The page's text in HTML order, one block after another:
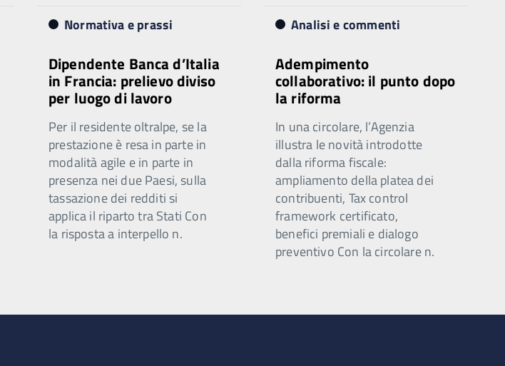
Normativa e prassi
Dipendente Banca d’Italia
in Francia: prelievo diviso
per luogo di lavoro
Per il residente oltralpe, se la
prestazione è resa in parte in
modalità agile e in parte in
presenza nei due Paesi, sulla
tassazione dei redditi si
applica il riparto tra Stati Con
la risposta a interpello n.
Analisi e commenti
Adempimento
collaborativo: il punto dopo
la riforma
In una circolare, l’Agenzia
illustra le novità introdotte
dalla riforma fiscale:
ampliamento della platea dei
contribuenti, Tax control
framework certificato,
benefici premiali e dialogo
preventivo Con la circolare n.